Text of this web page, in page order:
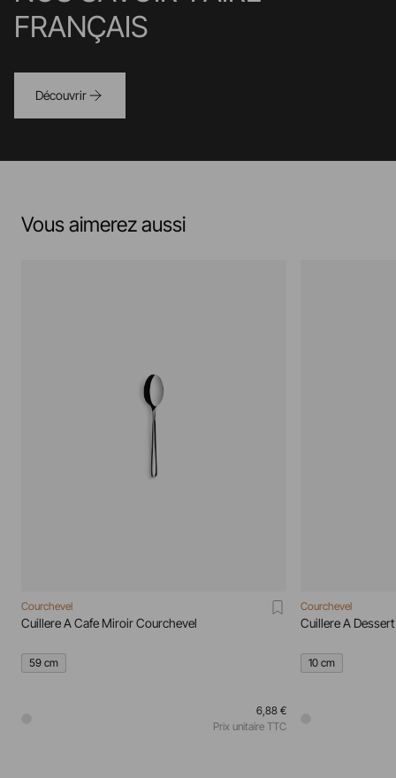
FRANÇAIS
Découvrir
Vous aimerez aussi
Courchevel
Cuillere A Cafe Miroir Courchevel
59 cm
6,88 €
Prix unitaire TTC
Courchevel
Cuillere A
10 cm